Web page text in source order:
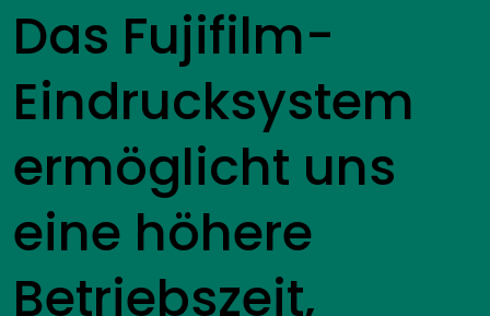
Das Fujifilm-
Eindrucksystem
ermöglicht uns
eine höhere
Betriebszeit,